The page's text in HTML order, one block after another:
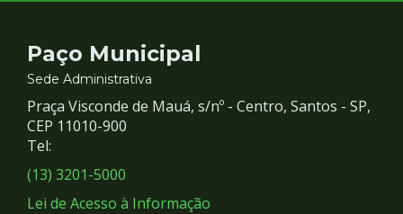
Contato
e
Redes
Sociais
Paço Municipal
Sede Administrativa
Praça Visconde de Mauá, s/nº - Centro, Santos - SP,
CEP 11010-900
Tel:
(13) 3201-5000
Lei de Acesso à Informação